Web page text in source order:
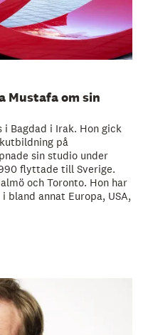
Mustafa om sin
i Bagdad i Irak. Hon gick
på
sin studio under
flyttade till Sverige.
och Toronto. Hon har
annat Europa, USA,